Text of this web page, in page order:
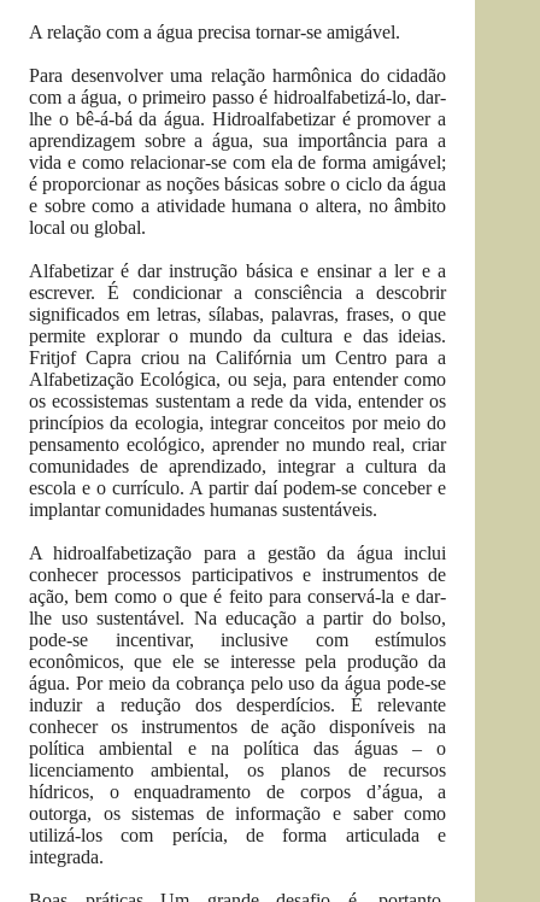
A relação com a água precisa tornar-se amigável.
Para desenvolver uma relação harmônica do cidadão
com a água, o primeiro passo é hidroalfabetizá-lo, dar-
lhe o bê-á-bá da água. Hidroalfabetizar é promover a
aprendizagem sobre a água, sua importância para a
vida e como relacionar-se com ela de forma amigável;
é proporcionar as noções básicas sobre o ciclo da água
e sobre como a atividade humana o altera, no âmbito
local ou global.
Alfabetizar é dar instrução básica e ensinar a ler e a
escrever. É condicionar a consciência a descobrir
significados em letras, sílabas, palavras, frases, o que
permite explorar o mundo da cultura e das ideias.
Fritjof Capra criou na Califórnia um Centro para a
Alfabetização Ecológica, ou seja, para entender como
os ecossistemas sustentam a rede da vida, entender os
princípios da ecologia, integrar conceitos por meio do
pensamento ecológico, aprender no mundo real, criar
comunidades de aprendizado, integrar a cultura da
escola e o currículo. A partir daí podem-se conceber e
implantar comunidades humanas sustentáveis.
A hidroalfabetização para a gestão da água inclui
conhecer processos participativos e instrumentos de
ação, bem como o que é feito para conservá-la e dar-
lhe uso sustentável. Na educação a partir do bolso,
pode-se incentivar, inclusive com estímulos
econômicos, que ele se interesse pela produção da
água. Por meio da cobrança pelo uso da água pode-se
induzir a redução dos desperdícios. É relevante
conhecer os instrumentos de ação disponíveis na
política ambiental e na política das águas – o
licenciamento ambiental, os planos de recursos
hídricos, o enquadramento de corpos d’água, a
outorga, os sistemas de informação e saber como
utilizá-los com perícia, de forma articulada e
integrada.